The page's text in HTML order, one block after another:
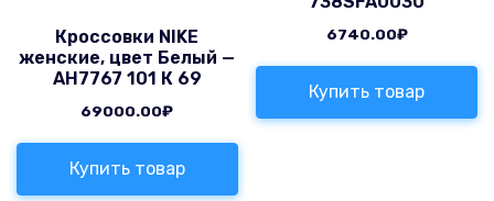
Кроссовки NIKE
женские, цвет Белый —
AH7767 101 К 69
69000.00₽
Купить товар
6740.00₽
Купить товар